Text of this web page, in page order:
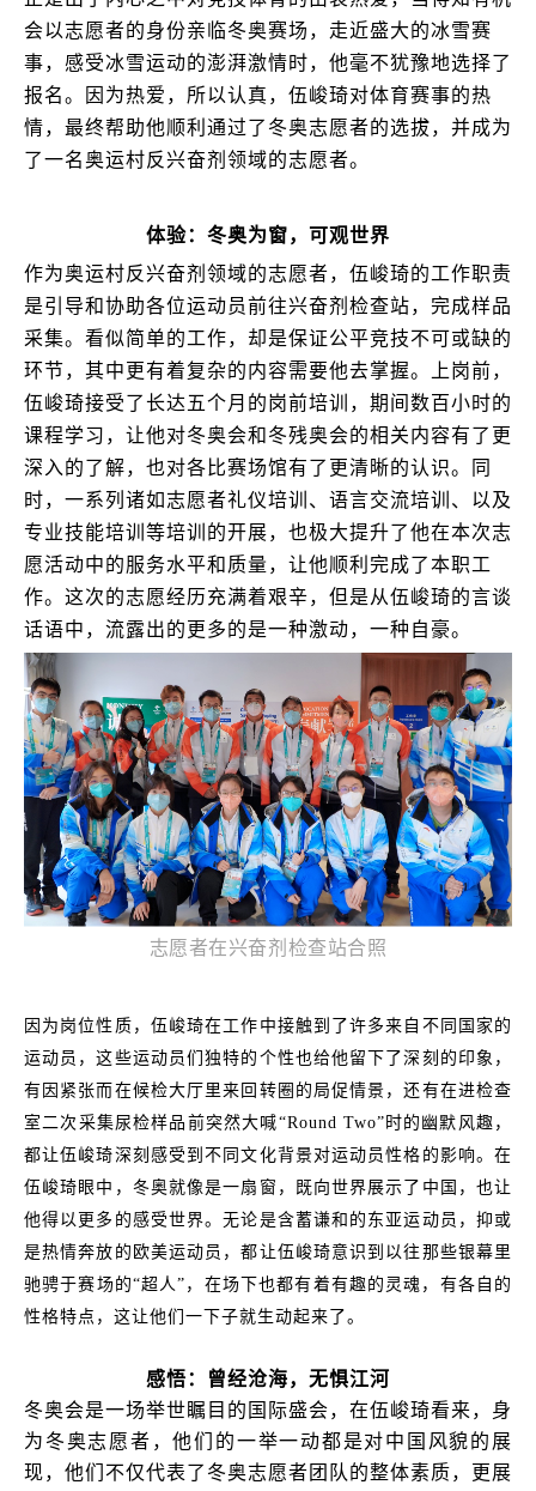
会以志愿者的身份亲临冬奥赛场，走近盛大的冰雪赛
事，感受冰雪运动的澎湃激情时，他毫不犹豫地选择了
报名。因为热爱，所以认真，伍峻琦对体育赛事的热
情，最终帮助他顺利通过了冬奥志愿者的选拔，并成为
了一名奥运村反兴奋剂领域的志愿者。
体验：冬奥为窗，可观世界
作为奥运村反兴奋剂领域的志愿者，伍峻琦的工作职责
是引导和协助各位运动员前往兴奋剂检查站，完成样品
采集。看似简单的工作，却是保证公平竞技不可或缺的
环节，其中更有着复杂的内容需要他去掌握。上岗前，
伍峻琦接受了长达五个月的岗前培训，期间数百小时的
课程学习，让他对冬奥会和冬残奥会的相关内容有了更
深入的了解，也对各比赛场馆有了更清晰的认识。同
时，一系列诸如志愿者礼仪培训、语言交流培训、以及
专业技能培训等培训的开展，也极大提升了他在本次志
愿活动中的服务水平和质量，让他顺利完成了本职工
作。这次的志愿经历充满着艰辛，但是从伍峻琦的言谈
话语中，流露出的更多的是一种激动，一种自豪。
志愿者在兴奋剂检查站合照
因为岗位性质，伍峻琦在工作中接触到了许多来自不同国家的
运动员，这些运动员们独特的个性也给他留下了深刻的印象，
有因紧张而在候检大厅里来回转圈的局促情景，还有在进检查
室二次采集尿检样品前突然大喊“Round Two”时的幽默风趣，
都让伍峻琦深刻感受到不同文化背景对运动员性格的影响。在
伍峻琦眼中，冬奥就像是一扇窗，既向世界展示了中国，也让
他得以更多的感受世界。无论是含蓄谦和的东亚运动员，抑或
是热情奔放的欧美运动员，都让伍峻琦意识到以往那些银幕里
驰骋于赛场的“超人”，在场下也都有着有趣的灵魂，有各自的
性格特点，这让他们一下子就生动起来了。
感悟：曾经沧海，无惧江河
冬奥会是一场举世瞩目的国际盛会，在伍峻琦看来，身
为冬奥志愿者，他们的一举一动都是对中国风貌的展
现，他们不仅代表了冬奥志愿者团队的整体素质，更展